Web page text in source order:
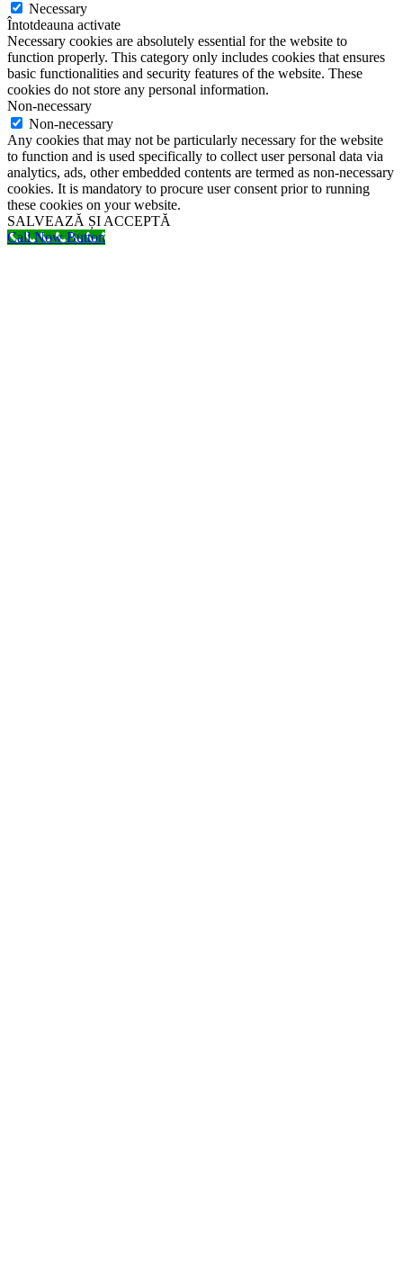
Necessary
Întotdeauna activate
Necessary cookies are absolutely essential for the website to
function properly. This category only includes cookies that ensures
basic functionalities and security features of the website. These
cookies do not store any personal information.
Non-necessary
Non-necessary
Any cookies that may not be particularly necessary for the website
to function and is used specifically to collect user personal data via
analytics, ads, other embedded contents are termed as non-necessary
cookies. It is mandatory to procure user consent prior to running
these cookies on your website.
SALVEAZĂ ȘI ACCEPTĂ
Call Now Button